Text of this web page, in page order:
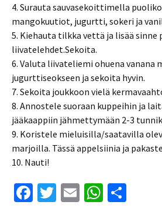
4. Surauta sauvasekoittimella
mangokuutiot, jugurtti, sokeri ja
5. Kiehauta tilkka vettä ja lisää
liivatelehdet.Sekoita.
6. Valuta liivateliemi ohuena vanana
jugurttiseokseen ja sekoita hyvin.
7. Sekoita joukkoon vielä
8. Annostele suoraan kuppeihin ja
jääkaappiin jähmettymään 2-3
9. Koristele mieluisilla/saatavilla
marjoilla. Tässä appelsiinia ja
10. Nauti!
Fa T
E
W